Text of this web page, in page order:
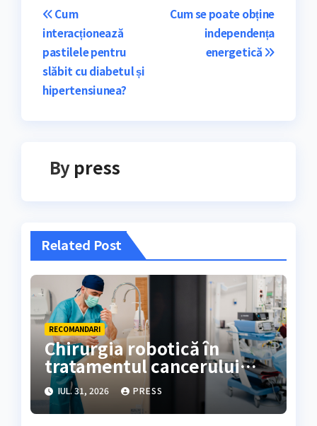
Navigare
în
articole
Cum se poate obține
independența
energetică
Cum
interacționează
pastilele pentru
slăbit cu diabetul și
hipertensiunea?
By press
Related Post
RECOMANDARI
Chirurgia robotică în
tratamentul cancerului
colorectal
IUL. 31, 2026 PRESS